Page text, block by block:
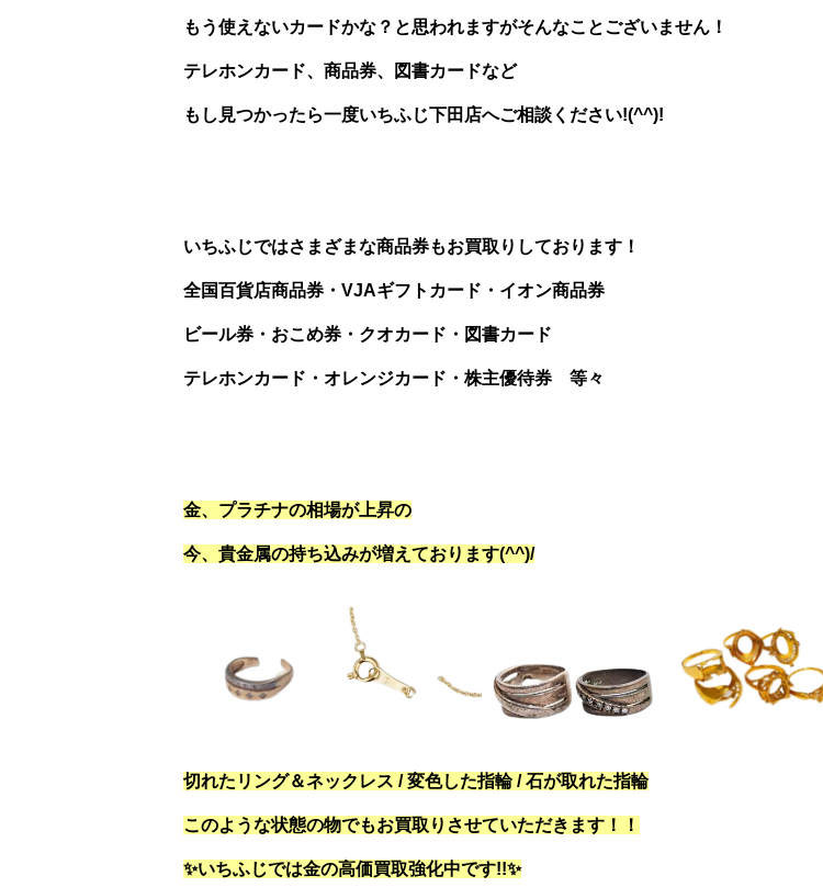
もう使えないカードかな？と思われますがそんなことございません！
テレホンカード、商品券、図書カードなど
もし見つかったら一度いちふじ下田店へご相談ください!(^^)!
いちふじではさまざまな商品券もお買取りしております！
全国百貨店商品券・VJAギフトカード・イオン商品券
ビール券・おこめ券・クオカード・図書カード
テレホンカード・オレンジカード・株主優待券 等々
金、プラチナの相場が上昇の
今、貴金属の持ち込みが増えております(^^)/
切れたリング＆ネックレス / 変色した指輪 / 石が取れた指輪
このような状態の物でもお買取りさせていただきます！！
✨いちふじでは金の高価買取強化中です!!✨